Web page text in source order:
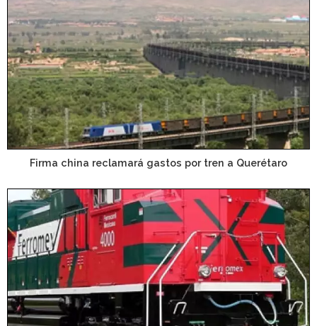
Firma china reclamará gastos por tren a Querétaro